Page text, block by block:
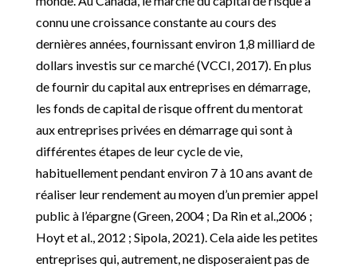
connu une croissance constante au cours des
dernières années, fournissant environ 1,8 milliard de
dollars investis sur ce marché (VCCI, 2017). En plus
de fournir du capital aux entreprises en démarrage,
les fonds de capital de risque offrent du mentorat
aux entreprises privées en démarrage qui sont à
différentes étapes de leur cycle de vie,
habituellement pendant environ 7 à 10 ans avant de
réaliser leur rendement au moyen d’un premier appel
public à l’épargne (Green, 2004 ; Da Rin et al.,2006 ;
Hoyt et al., 2012 ; Sipola, 2021). Cela aide les petites
entreprises qui, autrement, ne disposeraient pas de